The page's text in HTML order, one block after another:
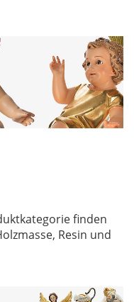
finden
Resin und